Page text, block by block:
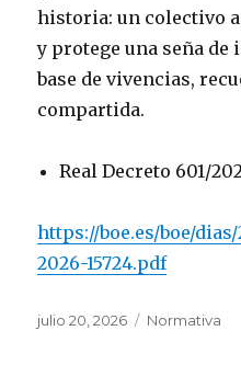
historia: un colectivo
y protege una seña
base de vivencias,
compartida.
Real Decreto 601/
https://boe.es/boe/
2026-15724.pdf
Publicado
julio 20, 2026 Categorías
Normativa